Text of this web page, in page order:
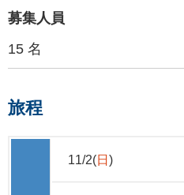
募集人員
15 名
旅程
11/2(日 )